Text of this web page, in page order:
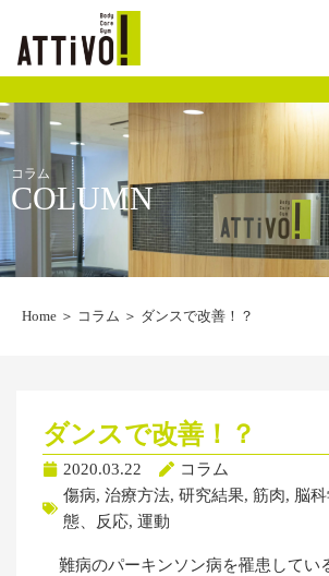
キ
ッ
プコラム
COLUMN
Home ＞ コラム ＞ ダンスで改善！？
ダンスで改善！？
2020.03.22
コラム
傷病, 治療方法, 研究結果, 筋肉, 脳
態、反応, 運動
難病のパーキンソン病を罹患してい